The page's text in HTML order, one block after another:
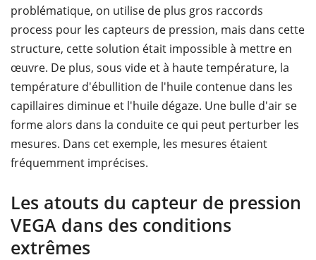
problématique, on utilise de plus gros raccords
process pour les capteurs de pression, mais dans cette
structure, cette solution était impossible à mettre en
œuvre. De plus, sous vide et à haute température, la
température d'ébullition de l'huile contenue dans les
capillaires diminue et l'huile dégaze. Une bulle d'air se
forme alors dans la conduite ce qui peut perturber les
mesures. Dans cet exemple, les mesures étaient
fréquemment imprécises.
Les atouts du capteur de pression
VEGA dans des conditions
extrêmes